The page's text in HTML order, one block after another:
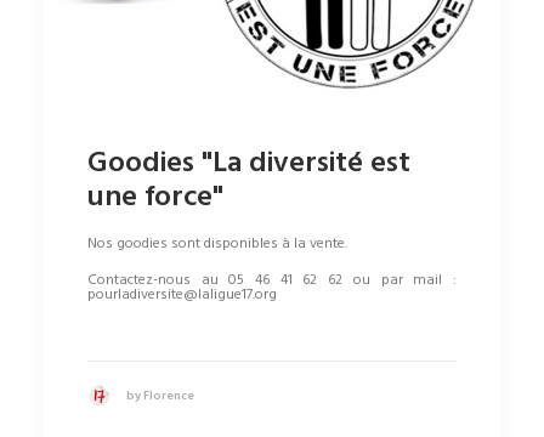
Goodies "La diversité est
une force"
Nos goodies sont disponibles à la vente.
Contactez-nous au 05 46 41 62 62 ou par mail :
pourladiversite@laligue17.org
by Florence